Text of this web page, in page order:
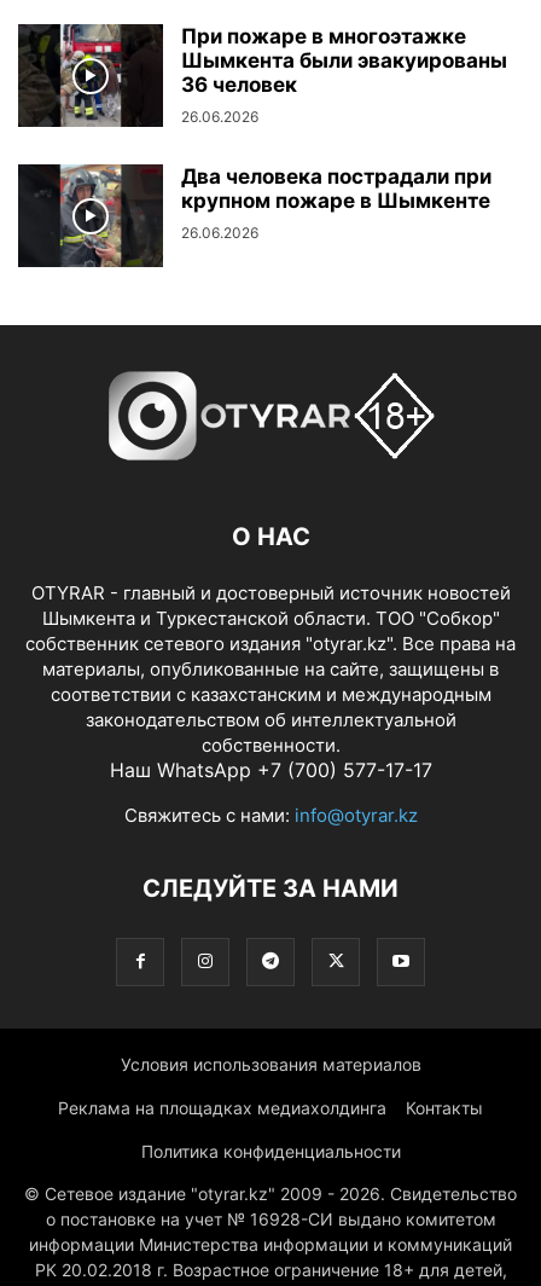
При пожаре в многоэтажке
Шымкента были эвакуированы
36 человек
26.06.2026
Два человека пострадали при
крупном пожаре в Шымкенте
26.06.2026
О НАС
OTYRAR - главный и достоверный источник новостей
Шымкента и Туркестанской области. ТОО "Собкор"
собственник сетевого издания "otyrar.kz". Все права на
материалы, опубликованные на сайте, защищены в
соответствии с казахстанским и международным
законодательством об интеллектуальной
собственности.
Наш WhatsApp +7 (700) 577-17-17
Свяжитесь с нами: info@otyrar.kz
СЛЕДУЙТЕ ЗА НАМИ
Условия использования материалов
Реклама на площадках медиахолдинга Контакты
Политика конфиденциальности
© Сетевое издание "otyrar.kz" 2009 - 2026. Свидетельство
о постановке на учет № 16928-СИ выдано комитетом
информации Министерства информации и коммуникаций
РК 20.02.2018 г. Возрастное ограничение 18+ для детей,